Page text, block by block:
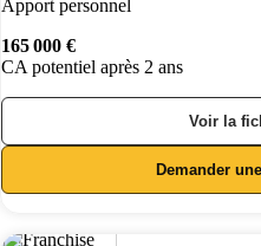
Apport personnel
165 000 €
CA potentiel après 2 ans
Voir la
Demander